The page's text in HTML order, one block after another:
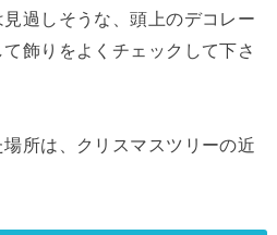
過しそうな、頭上のデコレー
飾りをよくチェックして下さ
所は、クリスマスツリーの近